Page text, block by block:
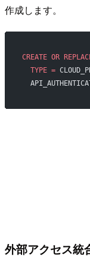
作成します。
CREATE OR
  TYPE
=
外部アクセス統